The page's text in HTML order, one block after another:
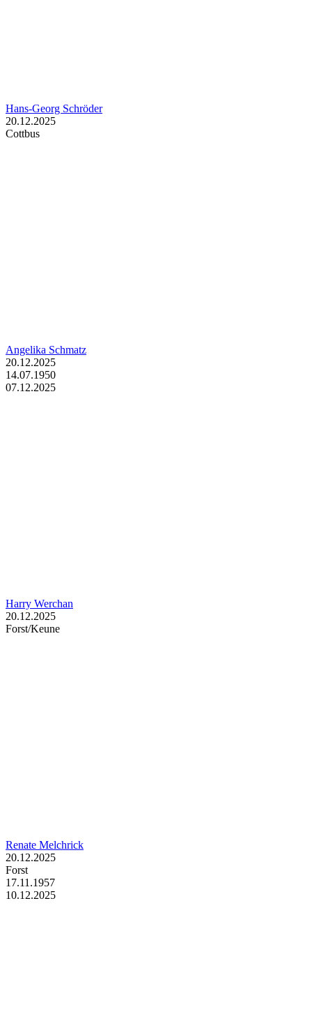
Hans-Georg Schröder
20.12.2025
Cottbus
Angelika Schmatz
20.12.2025
14.07.1950
07.12.2025
Harry Werchan
20.12.2025
Forst/Keune
Renate Melchrick
20.12.2025
Forst
17.11.1957
10.12.2025